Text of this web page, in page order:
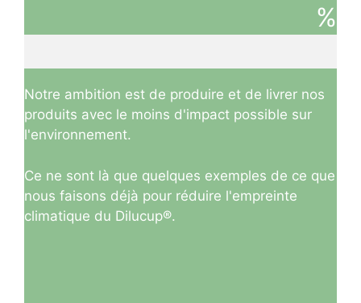
%
Notre ambition est de produire et de livrer nos
produits avec le moins d'impact possible sur
l'environnement.
Ce ne sont là que quelques exemples de ce que
nous faisons déjà pour réduire l'empreinte
climatique du Dilucup®.